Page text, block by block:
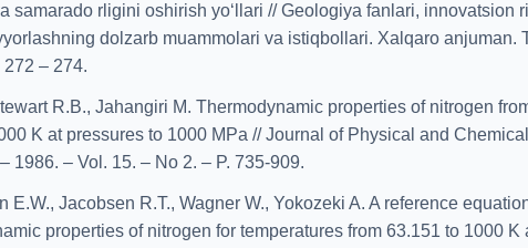
samarado rligini oshirish yo‘llari // Geologiya fanlari, innovatsion
dolzarb muammolari va istiqbollari. Xalqaro anjuman.
– 274.
R.B., Jahangiri M. Thermodynamic properties of nitrogen
K at pressures to 1000 MPa // Journal of Physical and Chemical
1986. – Vol. 15. – No 2. – P. 735-909.
E.W., Jacobsen R.T., Wagner W., Yokozeki A. A reference
properties of nitrogen for temperatures from 63.151 to 1000 K